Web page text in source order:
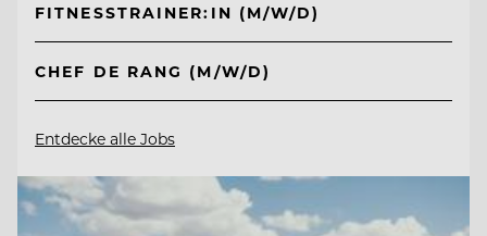
FITNESSTRAINER:IN (M/W/D)
CHEF DE RANG (M/W/D)
Entdecke alle Jobs